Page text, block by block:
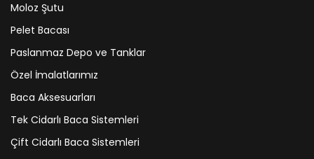
Moloz Şutu
Pelet Bacası
Paslanmaz Depo ve Tanklar
Özel İmalatlarımız
Baca Aksesuarları
Tek Cidarlı Baca Sistemleri
Çift Cidarlı Baca Sistemleri